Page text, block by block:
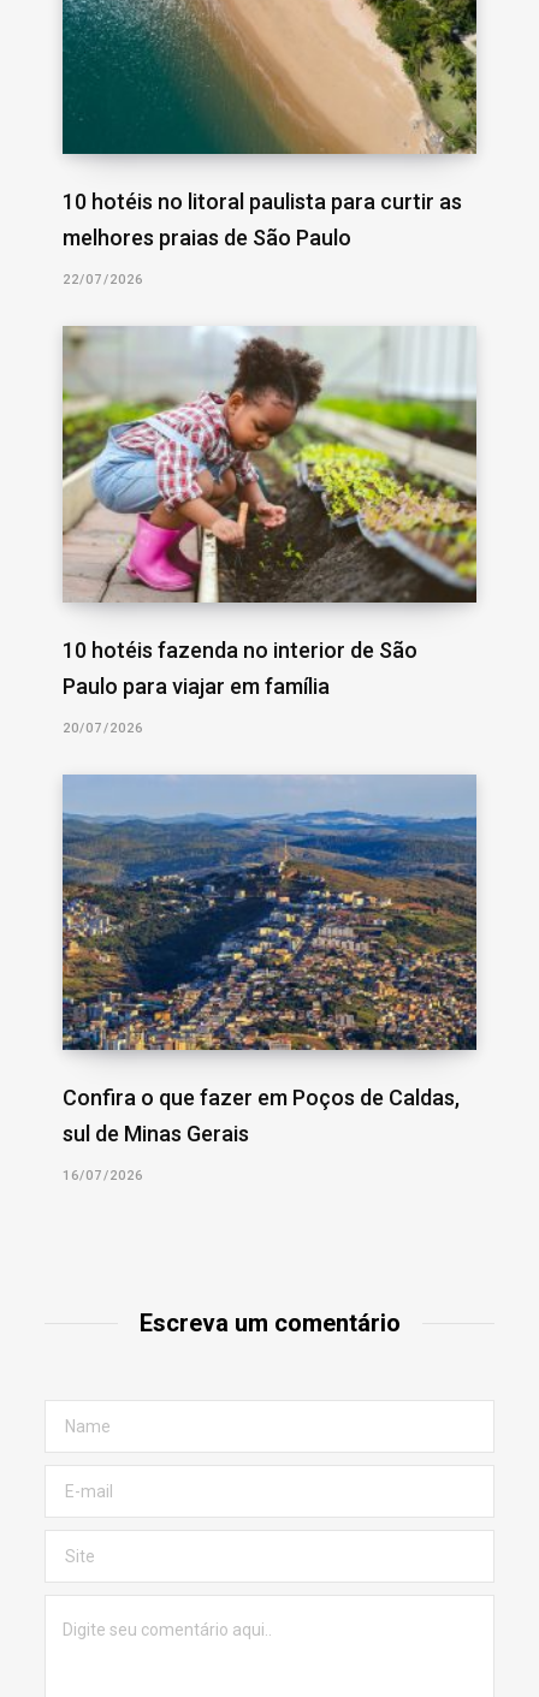
10 hotéis no litoral paulista para curtir as
melhores praias de São Paulo
22/07/2026
10 hotéis fazenda no interior de São
Paulo para viajar em família
20/07/2026
Confira o que fazer em Poços de Caldas,
sul de Minas Gerais
16/07/2026
Escreva um comentário